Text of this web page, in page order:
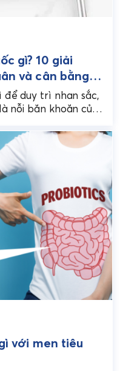
gì? 10 giải
và cân bằng
để duy trì nhan sắc,
nỗi băn khoăn của
với men tiêu